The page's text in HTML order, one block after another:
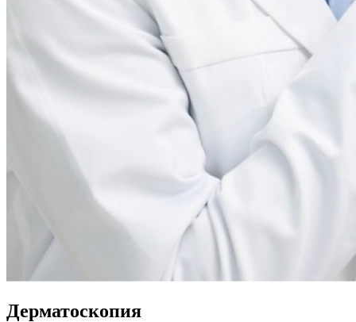
Дерматоскопия